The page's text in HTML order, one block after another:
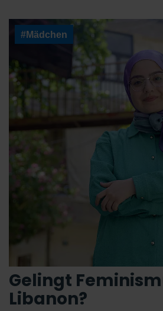
#Mädchen
Gelingt
Libanon?